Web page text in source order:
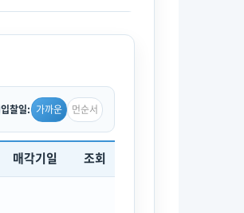
입찰일: 가까운 먼순서
매각기일 조회